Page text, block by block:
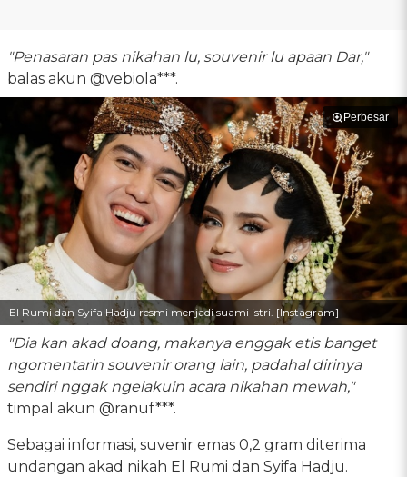
"Penasaran pas nikahan lu, souvenir lu apaan Dar,"
balas akun @vebiola***.
Perbesar
El Rumi dan Syifa Hadju resmi menjadi suami istri. [Instagram]
"Dia kan akad doang, makanya enggak etis banget
ngomentarin souvenir orang lain, padahal dirinya
sendiri nggak ngelakuin acara nikahan mewah,"
timpal akun @ranuf***.
Sebagai informasi, suvenir emas 0,2 gram diterima
undangan akad nikah El Rumi dan Syifa Hadju.